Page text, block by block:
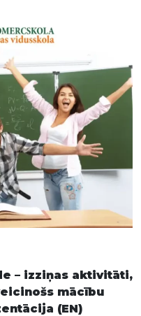
– izziņas aktivitāti,
mācību
(EN)